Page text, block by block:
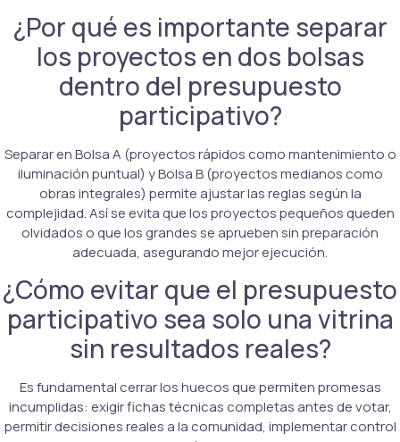
¿Por qué es importante separar
los proyectos en dos bolsas
dentro del presupuesto
participativo?
Separar en Bolsa A (proyectos rápidos como mantenimiento o
iluminación puntual) y Bolsa B (proyectos medianos como
obras integrales) permite ajustar las reglas según la
complejidad. Así se evita que los proyectos pequeños queden
olvidados o que los grandes se aprueben sin preparación
adecuada, asegurando mejor ejecución.
¿Cómo evitar que el presupuesto
participativo sea solo una vitrina
sin resultados reales?
Es fundamental cerrar los huecos que permiten promesas
incumplidas: exigir fichas técnicas completas antes de votar,
permitir decisiones reales a la comunidad, implementar control